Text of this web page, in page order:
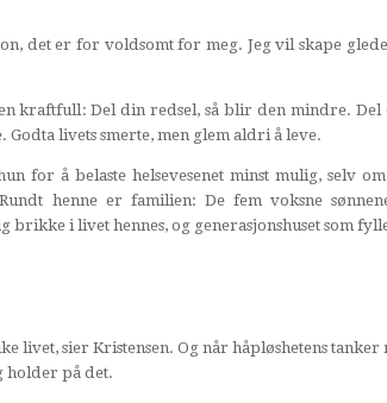
det er for voldsomt for meg. Jeg vil skape
kraftfull: Del din redsel, så blir den mindre.
Godta livets smerte, men glem aldri å leve.
for å belaste helsevesenet minst mulig, selv
henne er familien: De fem voksne
brikke i livet hennes, og generasjonshuset som
livet, sier Kristensen. Og når håpløshetens tanker
holder på det.